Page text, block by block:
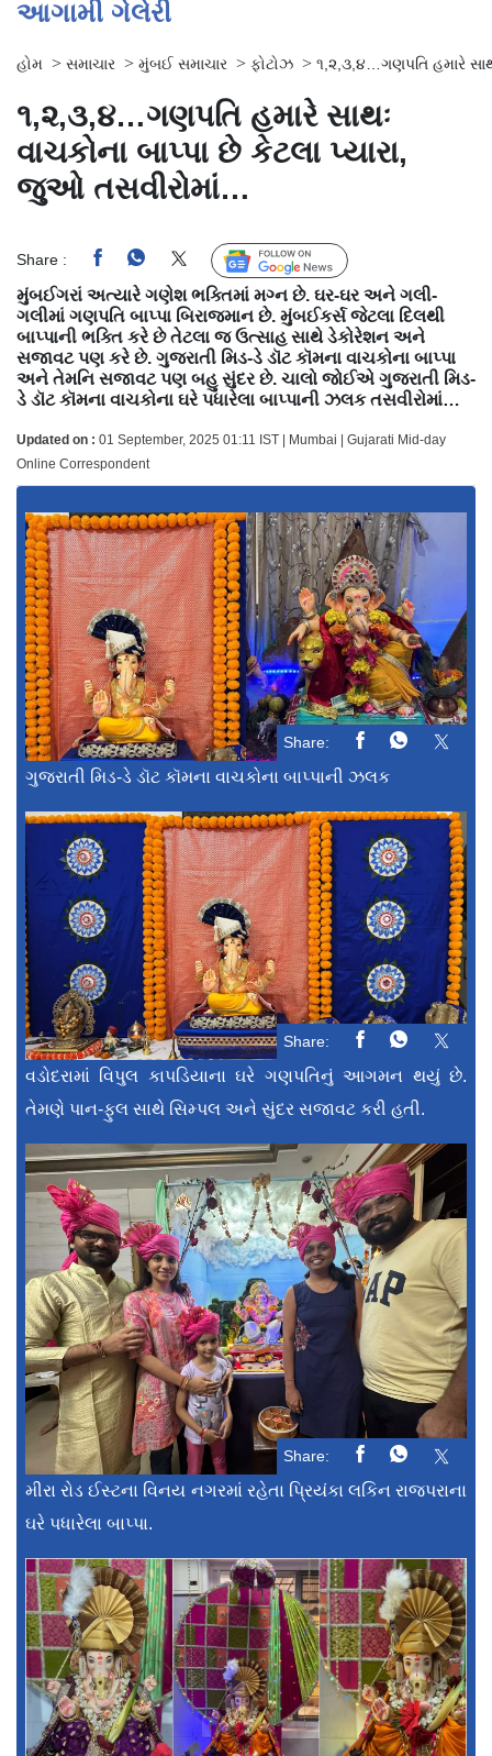
આગામી ગેલેરી
હોમ > સમાચાર > મુંબઈ સમાચાર > ફોટોઝ > ૧,૨,૩,૪…ગણપતિ હમારે
૧,૨,૩,૪…ગણપતિ હમારે સાથઃ
વાચકોના બાપ્પા છે કેટલા પ્યારા,
જુઓ તસવીરોમાં…
Share : Follow Us
મુંબઈગરાં અત્યારે ગણેશ ભક્તિમાં મગ્ન છે. ઘર-ઘર અને ગલી-
ગલીમાં ગણપતિ બાપ્પા બિરાજમાન છે. મુંબઈકર્સ જેટલા દિલથી
બાપ્પાની ભક્તિ કરે છે તેટલા જ ઉત્સાહ સાથે ડેકોરેશન અને
સજાવટ પણ કરે છે. ગુજરાતી મિડ-ડે ડૉટ કૉમના વાચકોના બાપ્પા
અને તેમનિ સજાવટ પણ બહુ સુંદર છે. ચાલો જોઈએ ગુજરાતી મિડ-
ડે ડૉટ કૉમના વાચકોના ઘરે પધારેલા બાપ્પાની ઝલક તસવીરોમાં…
Updated on : 01 September, 2025 01:11 IST | Mumbai | Gujarati Mid-day
Online Correspondent
Share:
ગુજરાતી મિડ-ડે ડૉટ કૉમના વાચકોના બાપ્પાની ઝલક
Share:
વડોદરામાં વિપુલ કાપડિયાના ઘરે ગણપતિનું આગમન થયું છે.
તેમણે પાન-ફુલ સાથે સિમ્પલ અને સુંદર સજાવટ કરી હતી.
Share:
મીરા રોડ ઈસ્ટના વિનય નગરમાં રહેતા પ્રિયંકા લકિન રાજપરાના
ઘરે પધારેલા બાપ્પા.